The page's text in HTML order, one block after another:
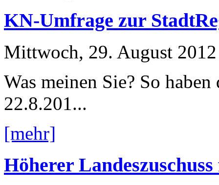
KN-Umfrage zur
Mittwoch, 29. August 2012
Was meinen Sie? So
22.8.201...
[mehr]
Höherer